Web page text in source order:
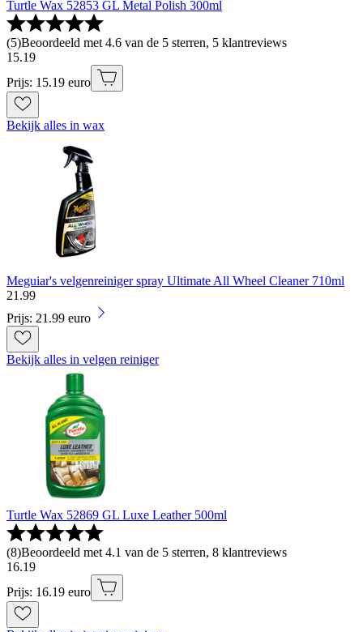
Turtle Wax 52853 GL Metal Polish 300ml
(5)Beoordeeld met 4.6 van de 5 sterren, 5 klantreviews
15.19
Prijs: 15.19 euro
Bekijk alles in wax
Meguiar's velgenreiniger spray Ultimate All Wheel Cleaner 710ml
21.99
Prijs: 21.99 euro
Bekijk alles in velgen reiniger
Turtle Wax 52869 GL Luxe Leather 500ml
(8)Beoordeeld met 4.1 van de 5 sterren, 8 klantreviews
16.19
Prijs: 16.19 euro